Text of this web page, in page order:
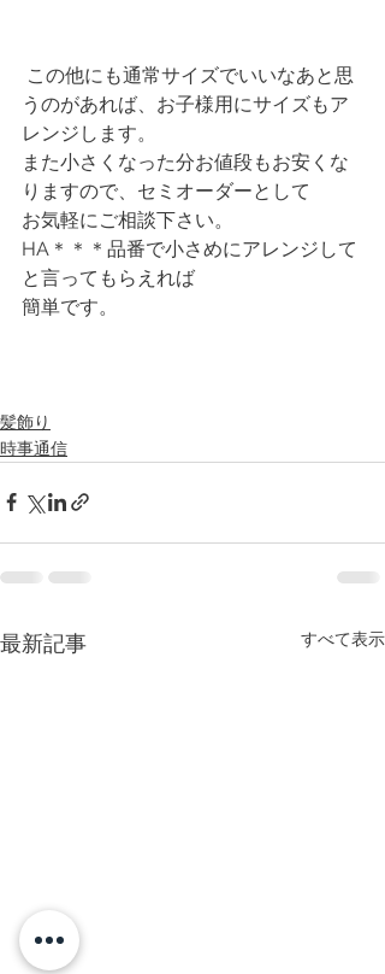
うのがあれば、お子様用にサイズもア
レンジします。
また小さくなった分お値段もお安くな
りますので、セミオーダーとして
お気軽にご相談下さい。
HA＊＊＊品番で小さめにアレンジして
と言ってもらえれば
簡単です。
髪飾り
時事通信
最新記事 すべて表示